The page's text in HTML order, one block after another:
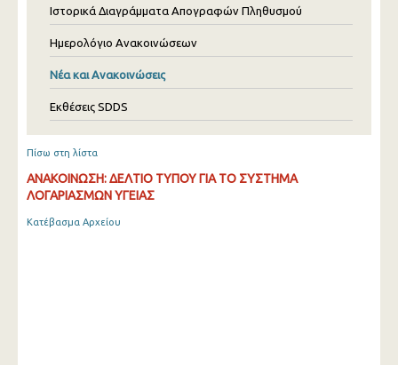
Ιστορικά Διαγράμματα Απογραφών Πληθυσμού
Ημερολόγιο Ανακοινώσεων
Νέα και Ανακοινώσεις
Εκθέσεις SDDS
Πίσω στη λίστα
ΑΝΑΚΟΙΝΩΣΗ: ΔΕΛΤΙΟ ΤΥΠΟΥ ΓΙΑ ΤΟ ΣΥΣΤΗΜΑ
ΛΟΓΑΡΙΑΣΜΩΝ ΥΓΕΙΑΣ
Κατέβασμα Αρχείου